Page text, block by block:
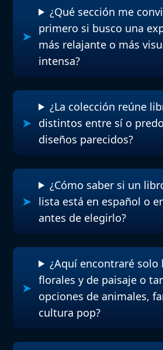
¿Qué sección me
primero si busco una
más relajante o más
intensa?
¿La colección reúne
distintos entre sí o
diseños parecidos?
¿Cómo saber si un
lista está en español o
antes de elegirlo?
¿Aquí encontraré solo
florales y de paisaje o
opciones de animales,
cultura pop?